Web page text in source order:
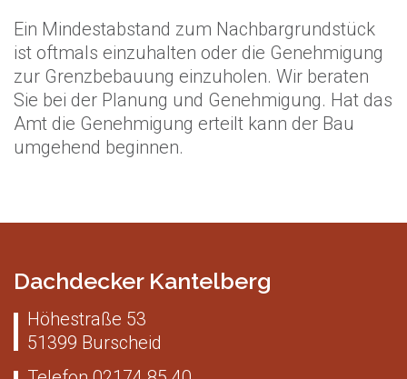
Ein Mindestabstand zum Nachbargrundstück
ist oftmals einzuhalten oder die Genehmigung
zur Grenzbebauung einzuholen. Wir beraten
Sie bei der Planung und Genehmigung. Hat das
Amt die Genehmigung erteilt kann der Bau
umgehend beginnen.
Dachdecker Kantelberg
Höhestraße 53
51399 Burscheid